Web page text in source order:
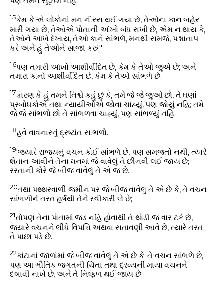
15કેમ કે એ લોકોનાં મન નીરસ થઈ ગયા છે, તેઓના કાન બહેર
મારી ગયા છે, તેઓએ પોતાની આંખો બંધ રાખી છે, એમ ન થાય કે,
તેઓને આંખે દેખાય, તેઓ કાને સાંભળે, મનથી સમજે, પશ્ચાતાપ
કરે અને હું તેઓને સાજાં કરું."
16પણ તમારી આંખો આશીર્વાદિત છે, કેમ કે તેઓ જુએ છે; અને
તમારા કાનો આશીર્વાદિત છે, કેમ કે તેઓ સાંભળે છે.
17કારણ કે હું તમને નિશ્ચે કહું છું કે, તમે જે જે જુઓ છો, તે ઘણાં
પ્રબોધકોએ તથા ન્યાયીઓએ જોવા ચાહ્યું, પણ જોયું નહિ; તમે
જે જે સાંભળો છો તે સાંભળવા ચાહ્યું, પણ સાંભળ્યું નહિ.
18હવે વાવનારનું દ્રષ્ટાંત સાંભળો.
19'જયારે રાજ્યનું વચન કોઈ સાંભળે છે, પણ સમજતો નથી, ત્યારે
શેતાન આવીને તેના મનમાં જે વાવેલું તે છીનવી લઈ જાય છે;
રસ્તાની કોરે જે બીજ વાવેલું તે એ જ છે.
20તથા પથ્થરવાળી જમીન પર જે બીજ વાવેલું તે એ છે કે, તે વચન
સાંભળીને તરત હર્ષથી તેને સ્વીકારી લે છે;
21તોપણ તેના પોતામાં જડ નહિ હોવાથી તે થોડી જ વાર ટકે છે,
જયારે વચનને લીધે વિપત્તિ અથવા સતાવણી આવે છે, ત્યારે તરત
તે પાછા પડે છે.
22કાંટાનાં જાળાંમાં જે બીજ વાવેલું તે એ છે કે, તે વચન સાંભળે છે,
પણ આ ભૌતિક જગતની ચિંતા તથા દ્રવ્યની માયા વચનને
દબાવી નાખે છે, અને તે નિષ્ફળ થઈ જાય છે.